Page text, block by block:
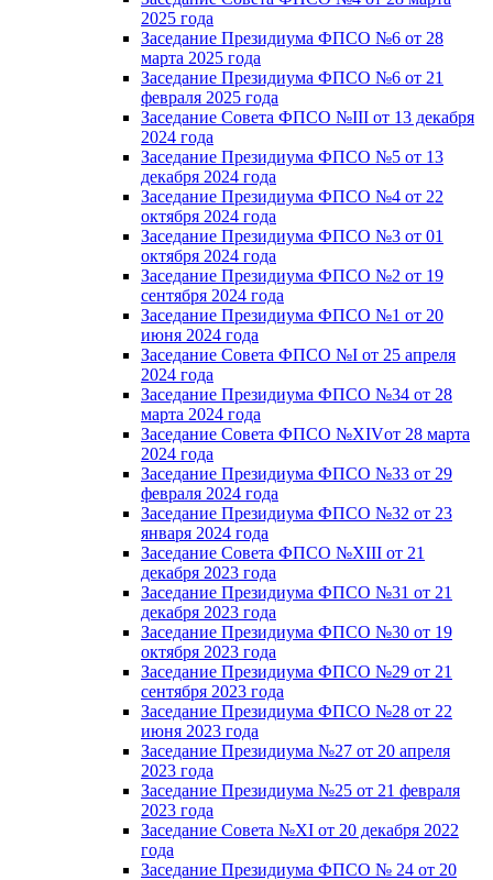
2025 года
Заседание Президиума ФПСО №6 от 28
марта 2025 года
Заседание Президиума ФПСО №6 от 21
февраля 2025 года
Заседание Совета ФПСО №III от 13 декабря
2024 года
Заседание Президиума ФПСО №5 от 13
декабря 2024 года
Заседание Президиума ФПСО №4 от 22
октября 2024 года
Заседание Президиума ФПСО №3 от 01
октября 2024 года
Заседание Президиума ФПСО №2 от 19
сентября 2024 года
Заседание Президиума ФПСО №1 от 20
июня 2024 года
Заседание Совета ФПСО №I от 25 апреля
2024 года
Заседание Президиума ФПСО №34 от 28
марта 2024 года
Заседание Совета ФПСО №XIVот 28 марта
2024 года
Заседание Президиума ФПСО №33 от 29
февраля 2024 года
Заседание Президиума ФПСО №32 от 23
января 2024 года
Заседание Совета ФПСО №XIII от 21
декабря 2023 года
Заседание Президиума ФПСО №31 от 21
декабря 2023 года
Заседание Президиума ФПСО №30 от 19
октября 2023 года
Заседание Президиума ФПСО №29 от 21
сентября 2023 года
Заседание Президиума ФПСО №28 от 22
июня 2023 года
Заседание Президиума №27 от 20 апреля
2023 года
Заседание Президиума №25 от 21 февраля
2023 года
Заседание Совета №XI от 20 декабря 2022
года
Заседание Президиума ФПСО № 24 от 20